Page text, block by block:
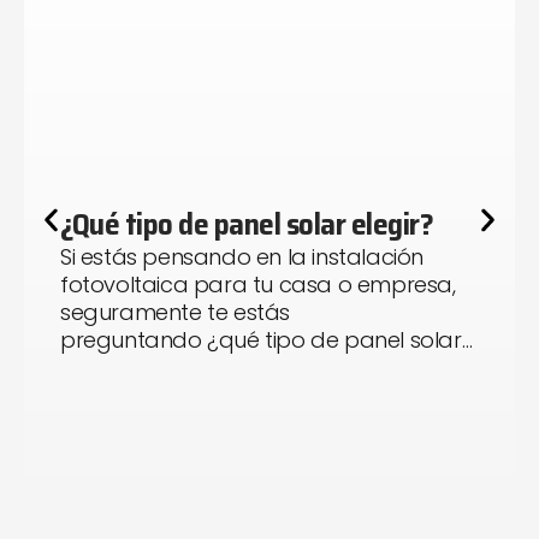
¿Qué tipo de panel solar elegir?
Si estás pensando en la instalación
fotovoltaica para tu casa o empresa,
seguramente te estás
preguntando ¿qué tipo de panel solar…